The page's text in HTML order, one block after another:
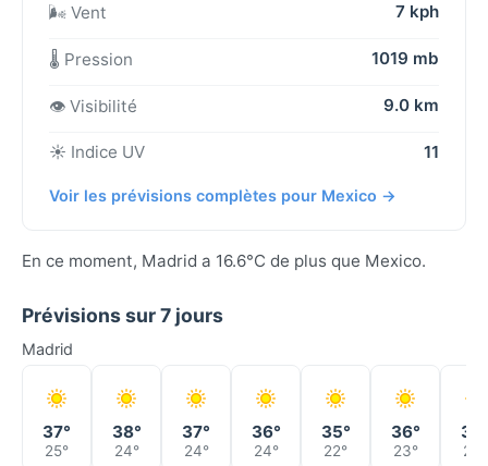
🌬️ Vent
7 kph
🌡️ Pression 1019 mb
👁️ Visibilité 9.0 km
☀️ Indice UV 11
Voir les prévisions complètes pour Mexico →
En ce moment, Madrid a 16.6°C de plus que Mexico.
Prévisions sur 7 jours
Madrid
37°
25°
38°
24°
37°
24°
36°
24°
35°
22°
36°
23° 24°